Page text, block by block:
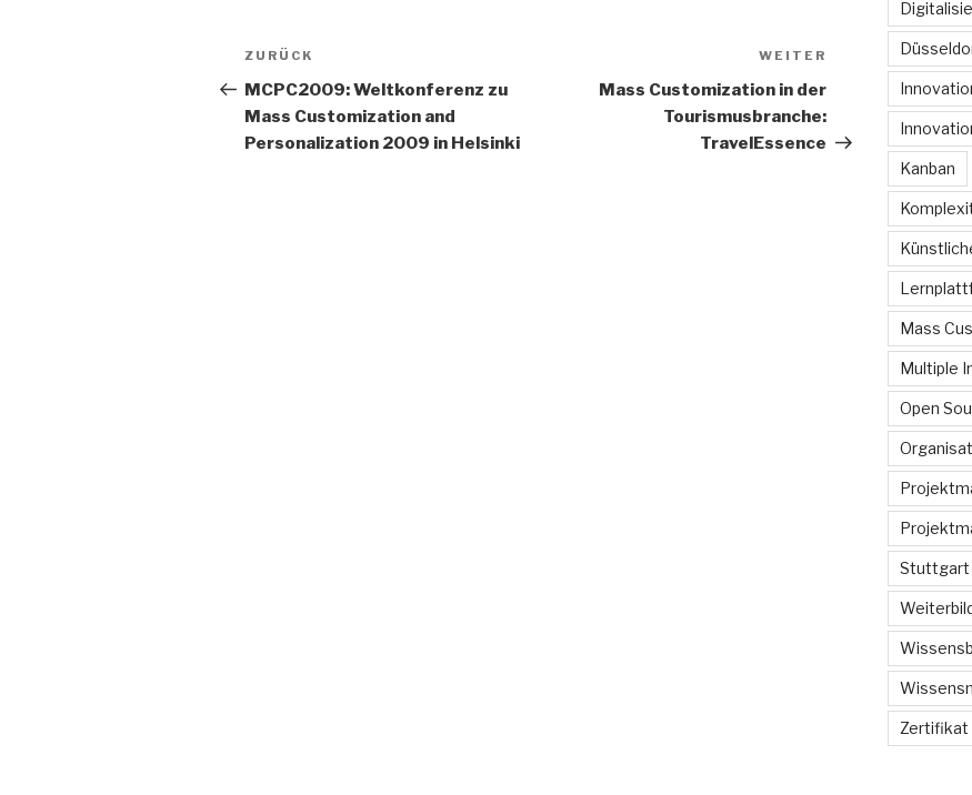
Beitrags-
Navigation
Vorheriger
Beitrag
ZURÜCK
MCPC2009: Weltkonferenz zu
Mass Customization and
Personalization 2009 in Helsinki
Nächster
Beitrag
WEITER
Mass Customization in der
Tourismusbranche:
TravelEssence
Kanban
Mass
Multiple
Open
Stuttgart
Zertifikat